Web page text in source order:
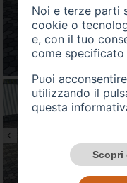
Noi e terze parti
cookie o
e, con il tuo
come specificato
Puoi
utilizzando il
questa
Scopri